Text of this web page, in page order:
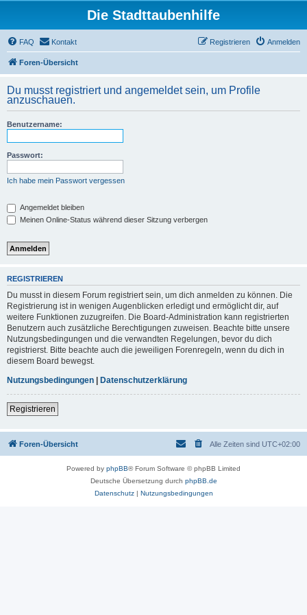
Die Stadttaubenhilfe
FAQ Kontakt Anmelden
Registrieren
Foren-Übersicht
Du musst registriert und angemeldet sein, um Profile
anzuschauen.
Benutzername:
Passwort:
Ich habe mein Passwort vergessen
Angemeldet bleiben
Meinen Online-Status während dieser Sitzung verbergen
REGISTRIEREN
Du musst in diesem Forum registriert sein, um dich anmelden zu können. Die
Registrierung ist in wenigen Augenblicken erledigt und ermöglicht dir, auf
weitere Funktionen zuzugreifen. Die Board-Administration kann registrierten
Benutzern auch zusätzliche Berechtigungen zuweisen. Beachte bitte unsere
Nutzungsbedingungen und die verwandten Regelungen, bevor du dich
registrierst. Bitte beachte auch die jeweiligen Forenregeln, wenn du dich in
diesem Board bewegst.
Nutzungsbedingungen | Datenschutzerklärung
Registrieren
Foren-Übersicht Alle Zeiten sind UTC+02:00
Powered by phpBB® Forum Software © phpBB Limited
Deutsche Übersetzung durch phpBB.de
Datenschutz| Nutzungsbedingungen